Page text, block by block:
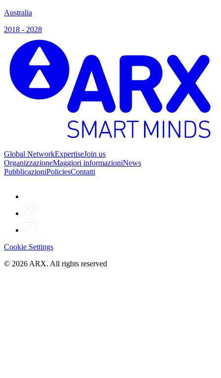
Australia
2018 - 2028
Global NetworkExpertiseJoin us
OrganizzazioneMaggiori informazioniNews
PubblicazioniPoliciesContatti
Cookie Settings
© 2026 ARX. All rights reserved